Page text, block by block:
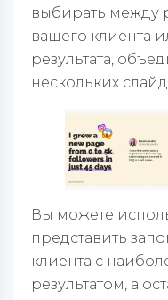
выбирать между
вашего клиента
результата,
нескольких
Вы можете
представить
клиента с
результатом, а